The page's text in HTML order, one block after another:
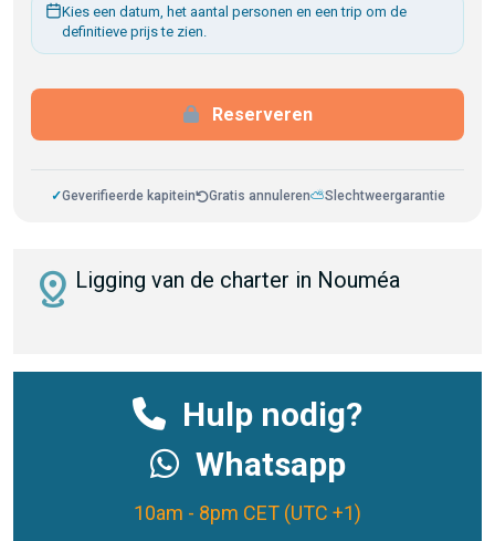
Kies een datum, het aantal personen en een trip om de
definitieve prijs te zien.
Reserveren
✓Geverifieerde kapitein Gratis annuleren⛅Slechtweergarantie
distance Ligging van de charter in Nouméa
Hulp nodig?
Whatsapp
10am - 8pm CET (UTC +1)